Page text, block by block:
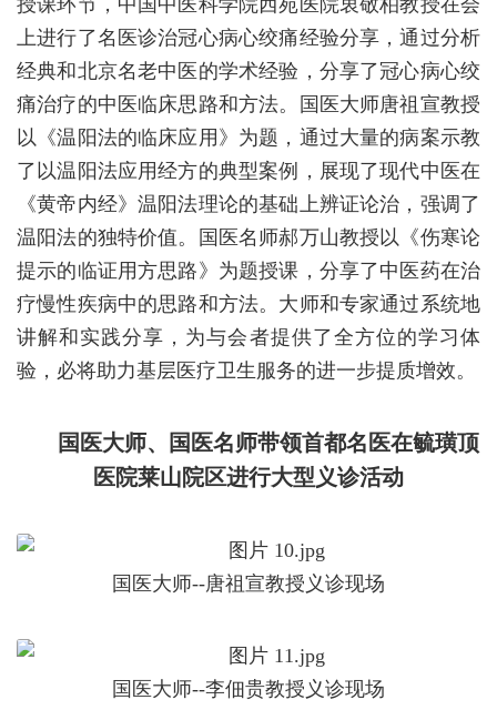
授课环节，中国中医科学院西苑医院衷敬柏教授在会
上进行了名医诊治冠心病心绞痛经验分享，通过分析
经典和北京名老中医的学术经验，分享了冠心病心绞
痛治疗的中医临床思路和方法。国医大师唐祖宣教授
以《温阳法的临床应用》为题，通过大量的病案示教
了以温阳法应用经方的典型案例，展现了现代中医在
《黄帝内经》温阳法理论的基础上辨证论治，强调了
温阳法的独特价值。国医名师郝万山教授以《伤寒论
提示的临证用方思路》为题授课，分享了中医药在治
疗慢性疾病中的思路和方法。大师和专家通过系统地
讲解和实践分享，为与会者提供了全方位的学习体
验，必将助力基层医疗卫生服务的进一步提质增效。
国医大师、国医名师带领首都名医在毓璜顶
医院莱山院区进行大型义诊活动
国医大师--唐祖宣教授义诊现场
国医大师--李佃贵教授义诊现场